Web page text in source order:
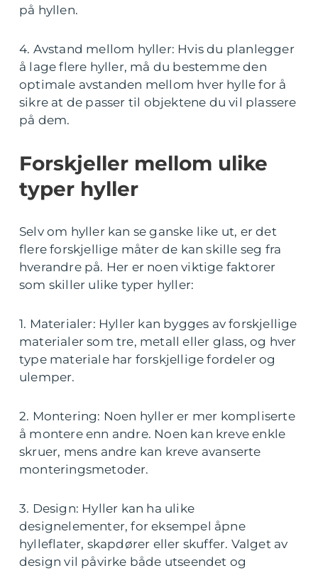
på hyllen.
4. Avstand mellom hyller: Hvis du planlegger
å lage flere hyller, må du bestemme den
optimale avstanden mellom hver hylle for å
sikre at de passer til objektene du vil plassere
på dem.
Forskjeller mellom ulike
typer hyller
Selv om hyller kan se ganske like ut, er det
flere forskjellige måter de kan skille seg fra
hverandre på. Her er noen viktige faktorer
som skiller ulike typer hyller:
1. Materialer: Hyller kan bygges av forskjellige
materialer som tre, metall eller glass, og hver
type materiale har forskjellige fordeler og
ulemper.
2. Montering: Noen hyller er mer kompliserte
å montere enn andre. Noen kan kreve enkle
skruer, mens andre kan kreve avanserte
monteringsmetoder.
3. Design: Hyller kan ha ulike
designelementer, for eksempel åpne
hylleflater, skapdører eller skuffer. Valget av
design vil påvirke både utseendet og